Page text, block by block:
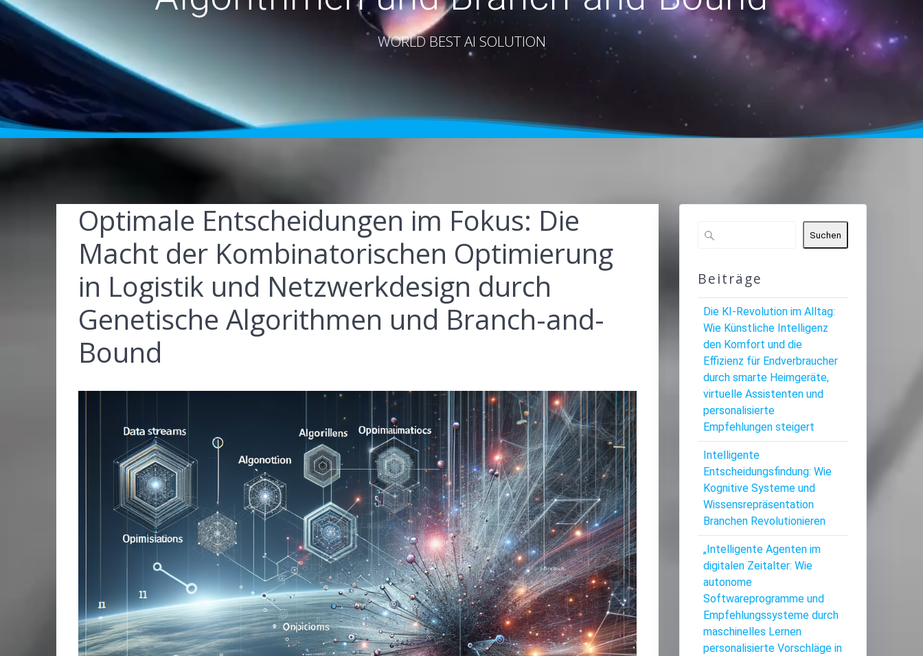
WORLD BEST AI SOLUTION
Optimale Entscheidungen im Fokus: Die
Macht der Kombinatorischen Optimierung
in Logistik und Netzwerkdesign durch
Genetische Algorithmen und Branch-and-
Bound
Suchen
Beiträge
Die KI-Revolution im Alltag:
Wie Künstliche Intelligenz
den Komfort und die
Effizienz für Endverbraucher
durch smarte Heimgeräte,
virtuelle Assistenten und
personalisierte
Empfehlungen steigert
Intelligente
Entscheidungsfindung: Wie
Kognitive Systeme und
Wissensrepräsentation
Branchen Revolutionieren
„Intelligente Agenten im
digitalen Zeitalter: Wie
autonome
Softwareprogramme und
Empfehlungssysteme durch
maschinelles Lernen
personalisierte Vorschläge in